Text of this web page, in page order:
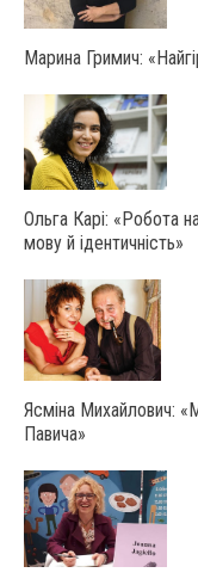
Марина Гримич:
Ольга Карі: «Робота
мову й ідентичність»
Ясміна Михайлович:
Павича»